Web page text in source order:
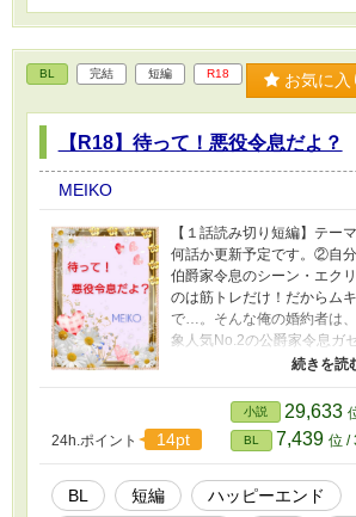
してのシルフィの二度目の
にはもう二度と会わない！
フィ。なのに運命の悪戯か
運命に落ち込む日々。そし
しい人生は好きに生きてみ
強制的にシルフィとして死
いう事実で。それだけは絶
であるドミニクと、その浮
聖者のサウラ…その二人に
事情があって…三人は運命の
いく。 「悪の華」と呼ば
り直しと再生の物語。 ※
りませんが、一部の男性も
BL 完結 短編 R18 お気に入
【R18】待って！悪役令息だよ？
MEIKO
【１話読み切り短編】テー
何話か更新予定です。②自
伯爵家令息のシーン・エク
のは筋トレだけ！だからム
で…。そんな俺の婚約者は
象人気No.2の公爵家令息ガ
世界はゲームの中？それに
な頭脳明晰ハイスペックな
似合わない…と身を引く決
アリの俺達だけど、セフレ
別れを切り出す。だけど何
くれない…なんで？①ゲー
ロビンは、あの手この手で
自分の役割に邁進する！な
24h.ポイント 14pt
小説 29,633
BL 7,439 位 /
BL 短編 ハッピーエンド